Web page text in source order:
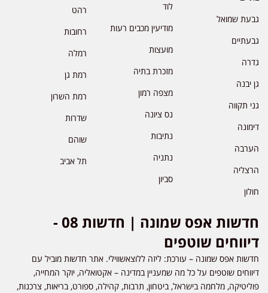
גבעת שמואל
גבעתיים
גדרה
גן יבנה
גני תקווה
דימונה
הערבה
הרצליה
חולון
לוד
מודיעין מכבים רעות
מועצות
מזכרת בתיה
מצפה רמון
נס ציונה
נתיבות
נתניה
סביון
רהט
רחובות
רמלה
רמת גן
רמת השרון
שדרות
שוהם
תל אביב
חדשות אפס שמונה | חדשות 08 -
דיווחים שוטפים
חדשות אפס שמונה – עורכת: ליזה ללוצאשווילי. אתר חדשות מוביל עם
דיווחים שוטפים על כל מה שמעניין במדינה – אקטואליה, יוקר המחייה,
פוליטיקה, מלחמה בישראל, ביטחון, תרבות, קהילה, ספורט, בריאות, צרכנות,